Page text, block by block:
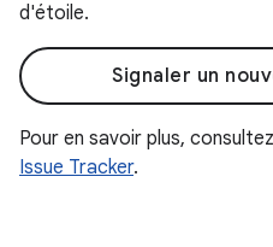
d'étoile.
Signaler un
Pour en savoir plus,
Issue Tracker.